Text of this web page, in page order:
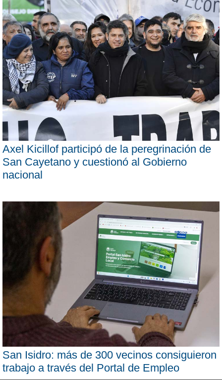
Axel Kicillof participó de la peregrinación de
San Cayetano y cuestionó al Gobierno
nacional
San Isidro: más de 300 vecinos consiguieron
trabajo a través del Portal de Empleo